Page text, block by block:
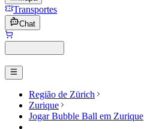
Transportes
Chat
Região de Zürich
Zurique
Jogar Bubble Ball em Zurique